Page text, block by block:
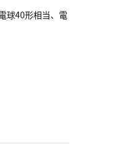
球40形相当、電